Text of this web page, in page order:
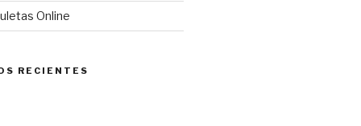
Online
RECIENTES